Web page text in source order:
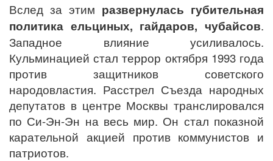
Вслед за этим развернулась губительная
политика ельциных, гайдаров, чубайсов.
Западное влияние усиливалось.
Кульминацией стал террор октября 1993 года
против защитников советского
народовластия. Расстрел Съезда народных
депутатов в центре Москвы транслировался
по Си-Эн-Эн на весь мир. Он стал показной
карательной акцией против коммунистов и
патриотов.